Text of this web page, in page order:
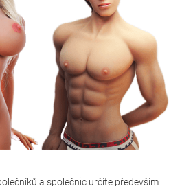
a společnic určíte především